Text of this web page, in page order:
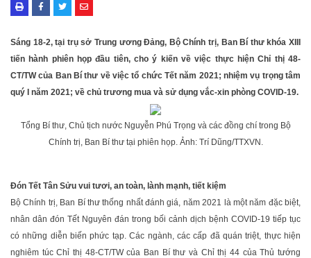
Sáng 18-2, tại trụ sở Trung ương Đảng, Bộ Chính trị, Ban Bí thư khóa XIII
tiến hành phiên họp đầu tiên, cho ý kiến về việc thực hiện Chỉ thị 48-
CT/TW của Ban Bí thư về việc tổ chức Tết năm 2021; nhiệm vụ trọng tâm
quý I năm 2021; về chủ trương mua và sử dụng vắc-xin phòng COVID-19.
Tổng Bí thư, Chủ tịch nước Nguyễn Phú Trọng và các đồng chí trong Bộ
Chính trị, Ban Bí thư tại phiên họp. Ảnh: Trí Dũng/TTXVN.
Đón Tết Tân Sửu vui tươi, an toàn, lành mạnh, tiết kiệm
Bộ Chính trị, Ban Bí thư thống nhất đánh giá, năm 2021 là một năm đặc biệt,
nhân dân đón Tết Nguyên đán trong bối cảnh dịch bệnh COVID-19 tiếp tục
có những diễn biến phức tạp. Các ngành, các cấp đã quán triệt, thực hiện
nghiêm túc Chỉ thị 48-CT/TW của Ban Bí thư và Chỉ thị 44 của Thủ tướng